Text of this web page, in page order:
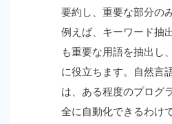
要約し、重要な部分の
例えば、キーワード抽
も重要な用語を抽出し
に役立ちます。自然言
は、ある程度のプログ
全に自動化できるわけ